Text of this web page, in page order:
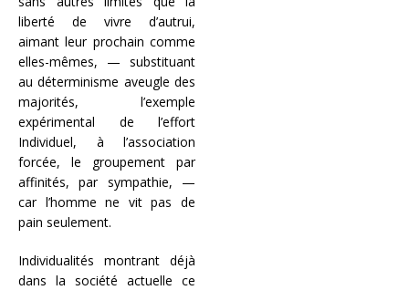
liberté de vivre d’autrui,
aimant leur prochain comme
elles-mêmes, — substituant
au déterminisme aveugle des
majorités, l’exemple
expérimental de l’effort
Individuel, à l’association
forcée, le groupement par
affinités, par sympathie, —
car l’homme ne vit pas de
pain seulement.
Individualités montrant déjà
dans la société actuelle ce